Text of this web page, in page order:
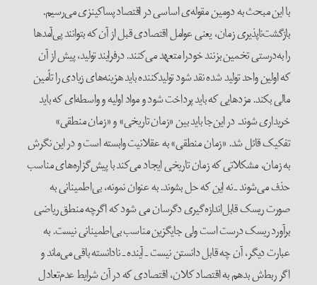
با این مبحث به دومین مقوله‌ی اساسی در اقتصاد پساکینزی می‌رسیم.
بازگشت‌ناپذیری زمان، یعنی عوامل اقتصادی قبل از آن که بتوانند پی‌آمدها
را به‌درستی تخمین بزنند خودرا متعهد می‌کنند. درفرایند تولید، پیش از آن
که اولین واحد تولید شده نقد شود تولیدکننده باید هزینه‌های زیادی را تأمین
مالی بکند. مزدهایی که باید پرداخت شود و مواد اولیه و واسطه‌ای که باید
خریداری شوند. در این‌جا باید بین «زمان تاریخی» و «زمان منطقی»
تفکیک قائل شد. «زمان منطقی» به عقلانیت وابسته است و در این نگرش
به زمان، مشکلاتی که زمان تاریخی ایجاد می‌کند با پیش‌گزاره‌های مناسب
حذف می‌شوند ـ نه این که حل بشوند. به عنوان نمونه، بی‌اطمینانی به
صورت ریسک قابل‌اندازه‌گیری دگرسان می شود که اگرچه منطق ریاضی
برآورد ریسک درست است ولی جایگزین مناسب بی‌اطمینانی نیست. به
عبارت دیگر، آن چه قابل دانستن نیست ـ آینده ـ نادانسته باقی می‌ماند و
اگر ربط‌ش بدهم به اقتصاد کلان، اقتصادی که در آن شرایط عدم‌تعادل